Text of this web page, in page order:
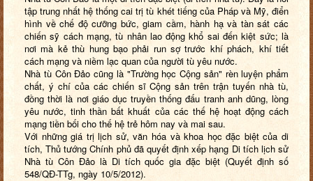
tập trung nhất hệ thống cai trị tù khét tiếng của Pháp và Mỹ, điển
hình về chế độ cưỡng bức, giam cầm, hành hạ và tàn sát các
chiến sỹ cách mạng, tù nhân lao động khổ sai đến kiệt sức; là
nơi mà kẻ thù hung bạo phải run sợ trước khí phách, khí tiết
cách mạng và niềm lạc quan của người tù yêu nước.
Nhà tù Côn Đảo cũng là "Trường học Cộng sản" rèn luyện phẩm
chất, ý chí của các chiến sĩ Cộng sản trên trận tuyến nhà tù,
đồng thời là nơi giáo dục truyền thống đấu tranh anh dũng, lòng
yêu nước, tinh thần bất khuất của các thế hệ hoạt động cách
mạng tiền bối cho thế hệ trẻ hôm nay và mai sau.
Với những giá trị lịch sử, văn hóa và khoa học đặc biệt của di
tích,Thủ tướng Chính phủ đã quyết định xếp hạng Di tích lịch sử
Nhà tù Côn Đảo là Di tích quốc gia đặc biệt (Quyết định số
548/QĐ-TTg, ngày 10/5/2012).